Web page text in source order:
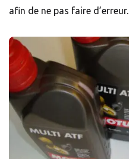
afin de ne pas faire d’erreur.